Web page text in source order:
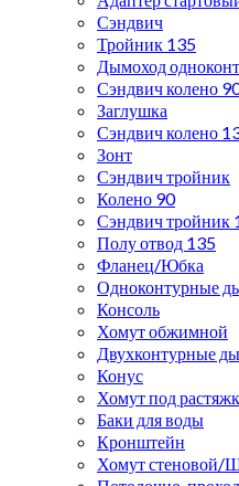
Сэндвич
Тройник 135
Дымоход
Сэндвич колено
Заглушка
Сэндвич колено
Зонт
Сэндвич тройник
Колено 90
Сэндвич тройник
Полу отвод 135
Фланец/Юбка
Одноконтурные
Консоль
Хомут обжимной
Двухконтурные
Конус
Хомут под
Баки для воды
Кронштейн
Хомут стеновой/